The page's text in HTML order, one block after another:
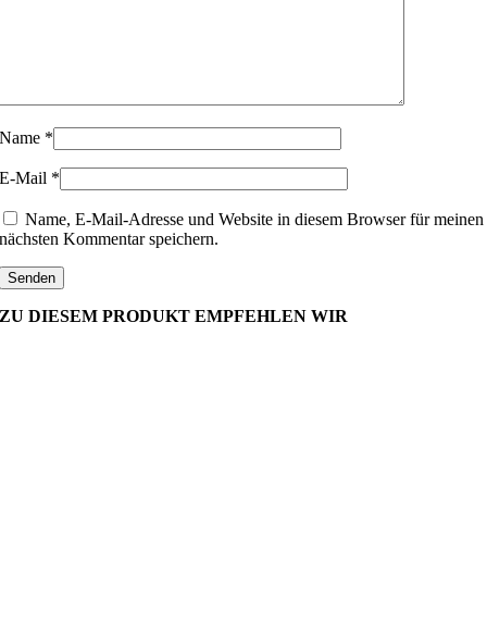
Name *
E-Mail *
Name, E-Mail-Adresse und Website in diesem Browser für meinen
nächsten Kommentar speichern.
ZU DIESEM PRODUKT EMPFEHLEN WIR